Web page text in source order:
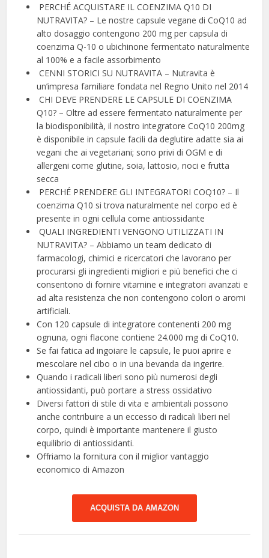
︎ PERCHÉ ACQUISTARE IL COENZIMA Q10 DI
NUTRAVITA? – Le nostre capsule vegane di CoQ10 ad
alto dosaggio contengono 200 mg per capsula di
coenzima Q-10 o ubichinone fermentato naturalmente
al 100% e a facile assorbimento
︎ CENNI STORICI SU NUTRAVITA – Nutravita è
un’impresa familiare fondata nel Regno Unito nel 2014
︎ CHI DEVE PRENDERE LE CAPSULE DI COENZIMA
Q10? – Oltre ad essere fermentato naturalmente per
la biodisponibilità, il nostro integratore CoQ10 200mg
è disponibile in capsule facili da deglutire adatte sia ai
vegani che ai vegetariani; sono privi di OGM e di
allergeni come glutine, soia, lattosio, noci e frutta
secca
︎ PERCHÉ PRENDERE GLI INTEGRATORI COQ10? – Il
coenzima Q10 si trova naturalmente nel corpo ed è
presente in ogni cellula come antiossidante
︎ QUALI INGREDIENTI VENGONO UTILIZZATI IN
NUTRAVITA? – Abbiamo un team dedicato di
farmacologi, chimici e ricercatori che lavorano per
procurarsi gli ingredienti migliori e più benefici che ci
consentono di fornire vitamine e integratori avanzati e
ad alta resistenza che non contengono colori o aromi
artificiali.
Con 120 capsule di integratore contenenti 200 mg
ognuna, ogni flacone contiene 24.000 mg di CoQ10.
Se fai fatica ad ingoiare le capsule, le puoi aprire e
mescolare nel cibo o in una bevanda da ingerire.
Quando i radicali liberi sono più numerosi degli
antiossidanti, può portare a stress ossidativo
Diversi fattori di stile di vita e ambientali possono
anche contribuire a un eccesso di radicali liberi nel
corpo, quindi è importante mantenere il giusto
equilibrio di antiossidanti.
Offriamo la fornitura con il miglior vantaggio
economico di Amazon
ACQUISTA DA AMAZON